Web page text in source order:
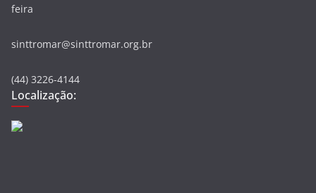
feira
sinttromar@sinttromar.org.br
(44) 3226-4144
Localização: